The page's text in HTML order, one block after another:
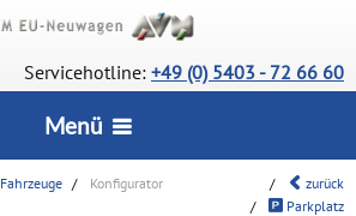
Servicehotline: +49 (0) 5403 - 72 66 60
Menü
STARTSEITE
Fahrzeuge Konfigurator
zurück
Parkplatz